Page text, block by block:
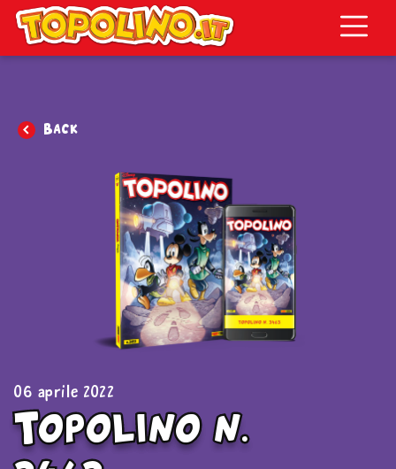
Topolino.it
Back
06 aprile 2022
Topolino n.